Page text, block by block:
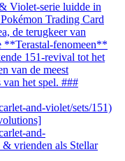
Violet-serie luidde in
Trading Card
de terugkeer van
**Terastal-fenomeen**
151-revival tot het
van de meest
het spel. ###
and-violet/sets/151)
and-
vrienden als Stellar